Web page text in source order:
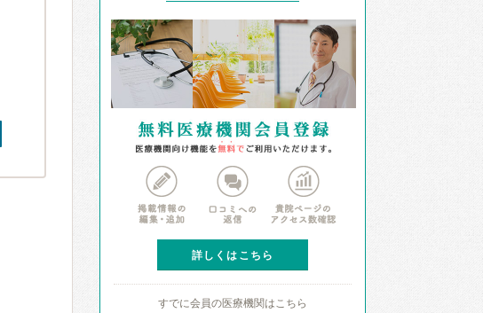
詳しくはこちら
すでに会員の医療機関はこちら